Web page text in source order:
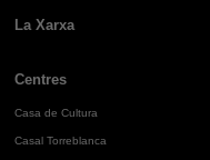
La Xarxa
Centres
Casa de Cultura
Casal Torreblanca